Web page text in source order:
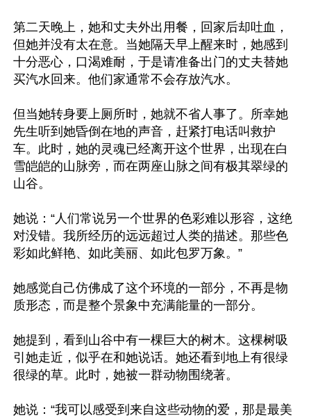
第二天晚上，她和丈夫外出用餐，回家后却吐血，
但她并没有太在意。当她隔天早上醒来时，她感到
十分恶心，口渴难耐，于是请准备出门的丈夫替她
买汽水回来。他们家通常不会存放汽水。
但当她转身要上厕所时，她就不省人事了。所幸她
先生听到她昏倒在地的声音，赶紧打电话叫救护
车。此时，她的灵魂已经离开这个世界，出现在白
雪皑皑的山脉旁，而在两座山脉之间有极其翠绿的
山谷。
她说：“人们常说另一个世界的色彩难以形容，这绝
对没错。我所经历的远远超过人类的描述。那些色
彩如此鲜艳、如此美丽、如此包罗万象。”
她感觉自己仿佛成了这个环境的一部分，不再是物
质形态，而是整个景象中充满能量的一部分。
她提到，看到山谷中有一棵巨大的树木。这棵树吸
引她走近，似乎在和她说话。她还看到地上有很绿
很绿的草。此时，她被一群动物围绕著。
她说：“我可以感受到来自这些动物的爱，那是最美